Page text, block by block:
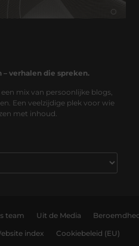
– verhalen die spreken.
mix van persoonlijke blogs,
Een veelzijdige plek voor wie
met inhoud.
team Uit de Media
index Cookiebeleid (EU)